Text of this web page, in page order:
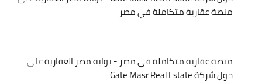
منصة عقارية متكاملة في مصر
منصة عقارية متكاملة في مصر - بوابة مصر العقاريةعلى
حول شركة Gate Masr Real Estate